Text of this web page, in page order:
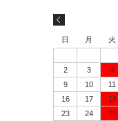
日 月 火
2
3 4
9
10 11
16
17 18
23
24 25